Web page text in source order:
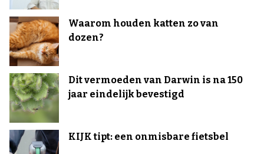
Waarom houden katten zo van
dozen?
Dit vermoeden van Darwin is na 150
jaar eindelijk bevestigd
KIJK tipt: een onmisbare fietsbel